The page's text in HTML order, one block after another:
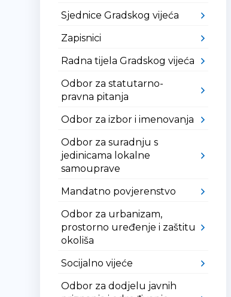
Sjednice Gradskog vijeća
Zapisnici
Radna tijela Gradskog vijeća
Odbor za statutarno-
pravna pitanja
Odbor za izbor i imenovanja
Odbor za suradnju s
jedinicama lokalne
samouprave
Mandatno povjerenstvo
Odbor za urbanizam,
prostorno uređenje i zaštitu
okoliša
Socijalno vijeće
Odbor za dodjelu javnih